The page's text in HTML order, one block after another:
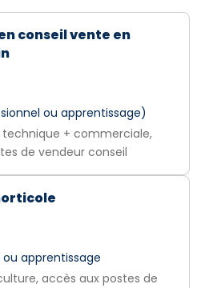
conseil vente en
ou apprentissage)
+ commerciale,
de vendeur conseil
apprentissage
accès aux postes de